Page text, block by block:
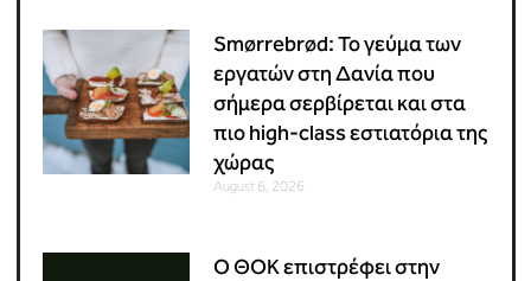
Smørrebrød: Το γεύμα των
εργατών στη Δανία που
σήμερα σερβίρεται και στα
πιο high-class εστιατόρια της
χώρας
August 6, 2026
Ο ΘΟΚ επιστρέφει στην